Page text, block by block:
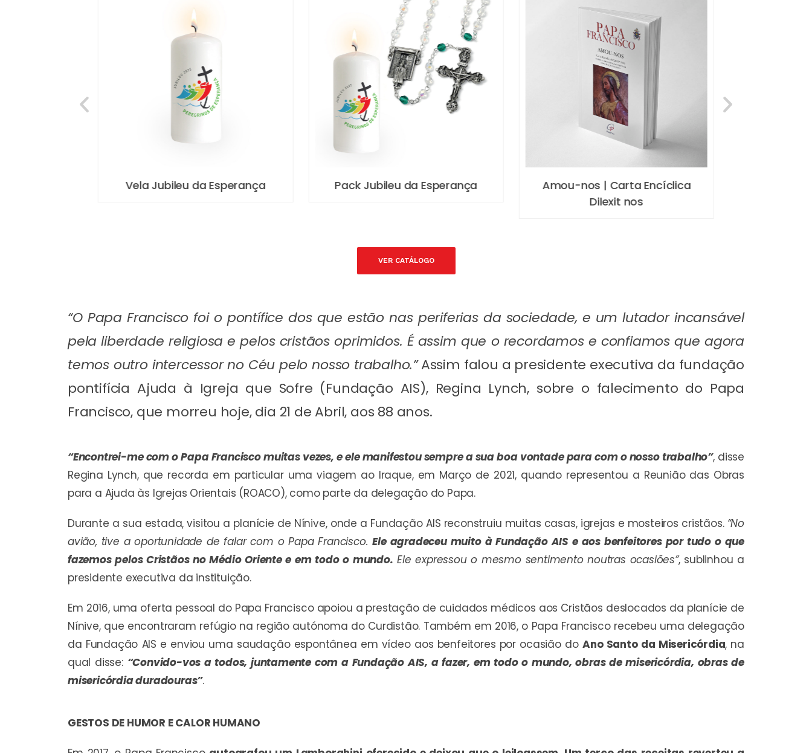
Vela Jubileu da Esperança Pack Jubileu da Esperança
Amou-nos | Carta Encíclica
Dilexit nos
VER CATÁLOGO
“O Papa Francisco foi o pontífice dos que estão nas periferias da sociedade, e um lutador incansável
pela liberdade religiosa e pelos cristãos oprimidos. É assim que o recordamos e confiamos que agora
temos outro intercessor no Céu pelo nosso trabalho.”Assim falou a presidente executiva da fundação
pontifícia Ajuda à Igreja que Sofre (Fundação AIS), Regina Lynch, sobre o falecimento do Papa
Francisco, que morreu hoje, dia 21 de Abril, aos 88 anos.
“Encontrei-me com o Papa Francisco muitas vezes, e ele manifestou sempre a sua boa vontade para com o nosso trabalho”, disse
Regina Lynch, que recorda em particular uma viagem ao Iraque, em Março de 2021, quando representou a Reunião das Obras
para a Ajuda às Igrejas Orientais (ROACO), como parte da delegação do Papa.
Durante a sua estada, visitou a planície de Nínive, onde a Fundação AIS reconstruiu muitas casas, igrejas e mosteiros cristãos. “No
avião, tive a oportunidade de falar com o Papa Francisco.Ele agradeceu muito à Fundação AIS e aos benfeitores por tudo o que
fazemos pelos Cristãos no Médio Oriente e em todo o mundo. Ele expressou o mesmo sentimento noutras ocasiões”, sublinhou a
presidente executiva da instituição.
Em 2016, uma oferta pessoal do Papa Francisco apoiou a prestação de cuidados médicos aos Cristãos deslocados da planície de
Nínive, que encontraram refúgio na região autónoma do Curdistão. Também em 2016, o Papa Francisco recebeu uma delegação
da Fundação AIS e enviou uma saudação espontânea em vídeo aos benfeitores por ocasião do Ano Santo da Misericórdia, na
qual disse: “Convido-vos a todos, juntamente com a Fundação AIS, a fazer, em todo o mundo, obras de misericórdia, obras de
misericórdia duradouras”.
GESTOS DE HUMOR E CALOR HUMANO